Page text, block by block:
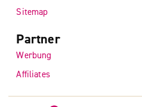
Sitemap
Partner
Werbung
Affiliates